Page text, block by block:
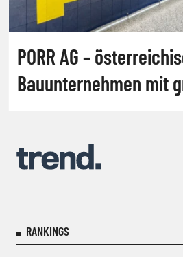
PORR AG –
Bauunternehmen mit
RANKINGS